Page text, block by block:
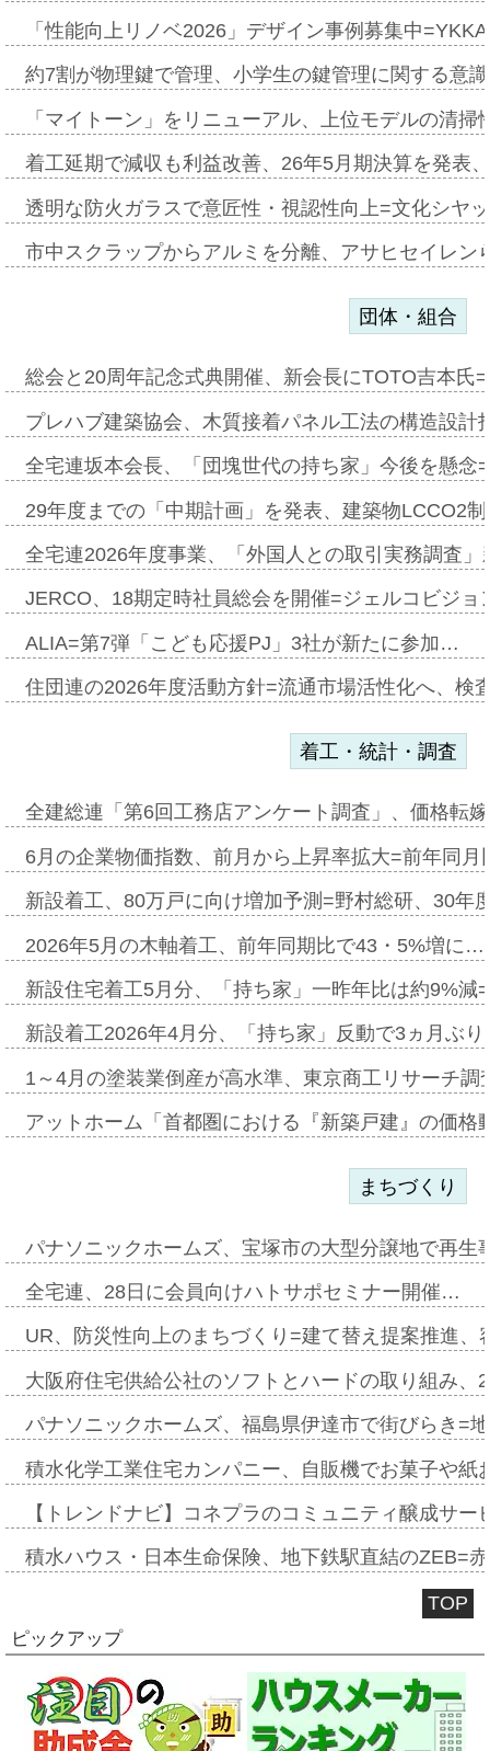
「性能向上リノベ2026」デザイン事例募集中
約7割が物理鍵で管理、小学生の鍵管理に関する意
「マイトーン」をリニューアル、上位モデルの清
着工延期で減収も利益改善、26年5月期決算を発表
透明な防火ガラスで意匠性・視認性向上=文化シヤ
市中スクラップからアルミを分離、アサヒセイレ
団体・組合
総会と20周年記念式典開催、新会長にTOTO吉本氏
プレハブ建築協会、木質接着パネル工法の構造設
全宅連坂本会長、「団塊世代の持ち家」今後を懸
29年度までの「中期計画」を発表、建築物LCCO2
全宅連2026年度事業、「外国人との取引実務調査
JERCO、18期定時社員総会を開催=ジェルコビジ
ALIA=第7弾「こども応援PJ」3社が新たに参加…
住団連の2026年度活動方針=流通市場活性化へ、検
着工・統計・調査
全建総連「第6回工務店アンケート調査」、価格転
6月の企業物価指数、前月から上昇率拡大=前年同
新設着工、80万戸に向け増加予測=野村総研、30年
2026年5月の木軸着工、前年同期比で43・5%増に…
新設住宅着工5月分、「持ち家」一昨年比は約9%
新設着工2026年4月分、「持ち家」反動で3ヵ月ぶ
1～4月の塗装業倒産が高水準、東京商工リサーチ
アットホーム「首都圏における『新築戸建』の価
まちづくり
パナソニックホームズ、宝塚市の大型分譲地で再
全宅連、28日に会員向けハトサポセミナー開催…
UR、防災性向上のまちづくり=建て替え提案推進
大阪府住宅供給公社のソフトとハードの取り組み
パナソニックホームズ、福島県伊達市で街びらき=
積水化学工業住宅カンパニー、自販機でお菓子や
【トレンドナビ】コネプラのコミュニティ醸成サ
積水ハウス・日本生命保険、地下鉄駅直結のZEB=
TOP
ピックアップ